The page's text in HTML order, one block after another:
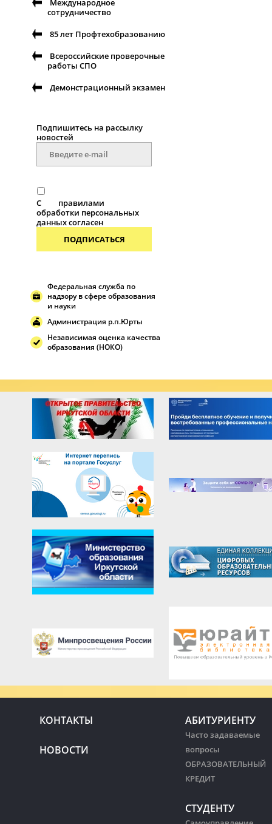
Международное
сотрудничество
85 лет Профтехобразованию
Всероссийские проверочные
работы СПО
Демонстрационный экзамен
Подпишитесь на рассылку
новостей
С
правилами
обработки персональных
данных согласен
ПОДПИСАТЬСЯ
Федеральная служба по
надзору в сфере образования
и науки
Администрация р.п.Юрты
Независимая оценка качества
образования (НОКО)
КОНТАКТЫ
НОВОСТИ
АБИТУРИЕНТУ
Часто задаваемые
вопросы
ОБРАЗОВАТЕЛЬНЫЙ
КРЕДИТ
СТУДЕНТУ